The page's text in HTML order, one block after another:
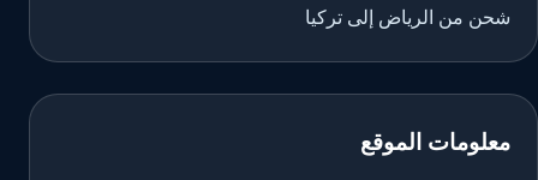
شحن من الرياض إلى تركيا
معلومات الموقع